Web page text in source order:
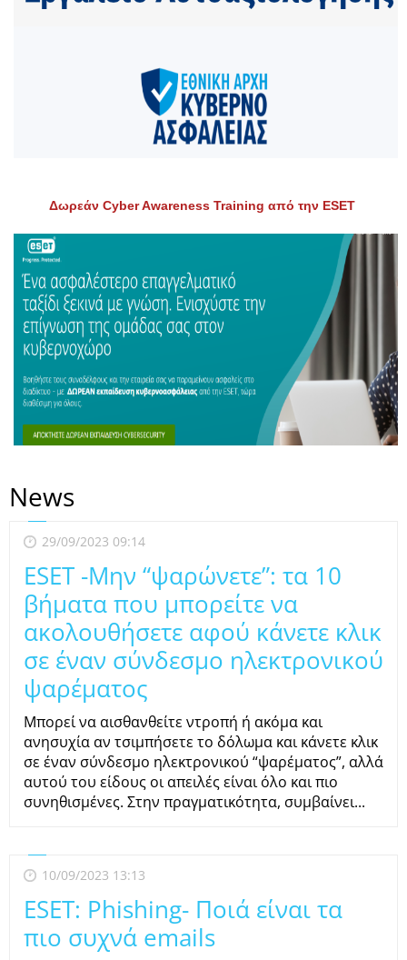
Δωρεάν Cyber Awareness Training από την ESET
News
29/09/2023 09:14
ESET -Μην “ψαρώνετε”: τα 10
βήματα που μπορείτε να
ακολουθήσετε αφού κάνετε κλικ
σε έναν σύνδεσμο ηλεκτρονικού
ψαρέματος
Μπορεί να αισθανθείτε ντροπή ή ακόμα και
ανησυχία αν τσιμπήσετε το δόλωμα και κάνετε κλικ
σε έναν σύνδεσμο ηλεκτρονικού “ψαρέματος”, αλλά
αυτού του είδους οι απειλές είναι όλο και πιο
συνηθισμένες. Στην πραγματικότητα, συμβαίνει...
10/09/2023 13:13
ESET: Phishing- Ποιά είναι τα
πιο συχνά emails